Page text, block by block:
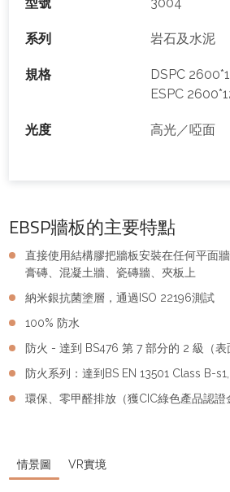
系列 岩石及水泥
規格
DSPC
ESPC
光度 高光／啞面
EBSP牆板的主要特點
直接使用結構膠把牆板安裝在任何平面
膏磚、混凝土牆、瓷磚牆、夾板上
納米銀抗菌塗層，通過ISO 22196測試
100% 防水
防火 - 達到 BS476 第 7 部分的 2 級（表
防火系列：達到BS EN 13501 Class B-
環保、零甲醛排放（獲CIC綠色產品認證
情景圖 VR實境